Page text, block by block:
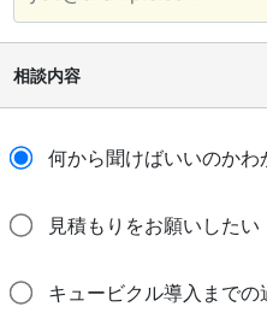
相談内容
何から聞けばいいのかわ
見積もりをお願いしたい
キュービクル導入までの